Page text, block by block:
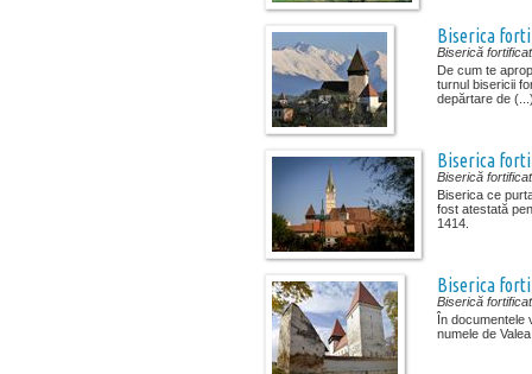
Biserica
Biserică
De cum te
turnul bisericii
depărtare de
Biserica
Biserică
Biserica ce
fost atestată
1414.
Biserica
Biserică
În documentele
numele de